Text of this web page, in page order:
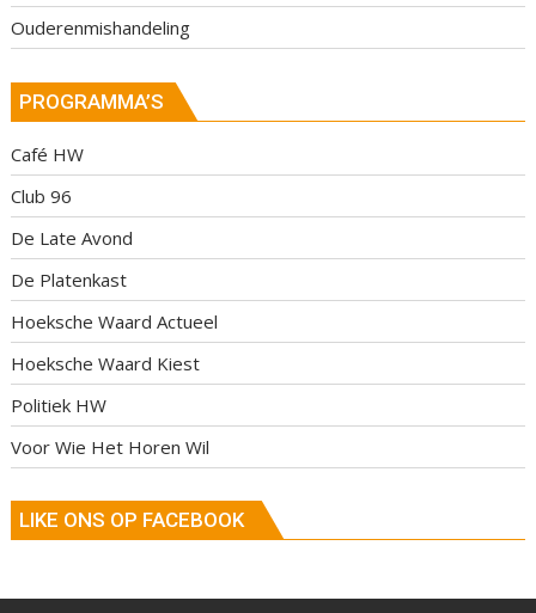
Ouderenmishandeling
PROGRAMMA’S
Café HW
Club 96
De Late Avond
De Platenkast
Hoeksche Waard Actueel
Hoeksche Waard Kiest
Politiek HW
Voor Wie Het Horen Wil
LIKE ONS OP FACEBOOK